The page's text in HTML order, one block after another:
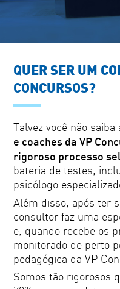
QUER SER UM
CONCURSOS?
Talvez você não saiba
e coaches da VP
rigoroso processo
bateria de testes,
psicólogo
Além disso, após ter
consultor faz uma
e, quando recebe os
monitorado de perto
pedagógica da VP
Somos tão rigorosos